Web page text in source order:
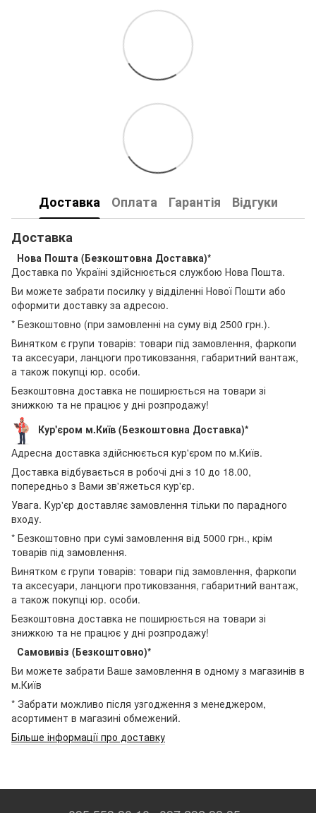
Доставка Оплата Гарантія
Відгуки
Доставка
Нова Пошта (Безкоштовна Доставка)*
Доставка по Україні здійснюється службою Нова Пошта.
Ви можете забрати посилку у відділенні Нової Пошти або
оформити доставку за адресою.
* Безкоштовно (при замовленні на суму від 2500 грн.).
Винятком є групи товарів: товари під замовлення, фаркопи
та аксесуари, ланцюги протиковзання, габаритний вантаж,
а також покупці юр. особи.
Безкоштовна доставка не поширюється на товари зі
знижкою та не працює у дні розпродажу!
Кур'єром м.Київ (Безкоштовна Доставка)*
Адресна доставка здійснюється кур'єром по м.Київ.
Доставка відбувається в робочі дні з 10 до 18.00,
попередньо з Вами зв'яжеться кур'єр.
Увага. Кур'єр доставляє замовлення тільки по парадного
входу.
* Безкоштовно при сумі замовлення від 5000 грн., крім
товарів під замовлення.
Винятком є групи товарів: товари під замовлення, фаркопи
та аксесуари, ланцюги протиковзання, габаритний вантаж,
а також покупці юр. особи.
Безкоштовна доставка не поширюється на товари зі
знижкою та не працює у дні розпродажу!
Самовивіз (Безкоштовно)*
Ви можете забрати Ваше замовлення в одному з магазинів в
м.Київ
* Забрати можливо після узгодження з менеджером,
асортимент в магазині обмежений.
Більше інформації про доставку